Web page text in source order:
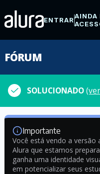
ENTRARAINDA
FÓRUM
SOLUCIONADO
Importante
Você está vendo a versão
Alura que estamos
ganha uma identidade
em potencializar seus